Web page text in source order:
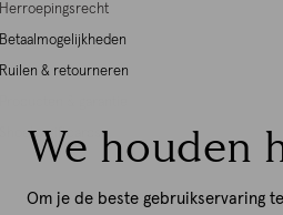
We houden
Om je de beste gebruikservaring
Herroepingsrecht
Betaalmogelijkheden
Ruilen & retourneren
Shoeby giftcards